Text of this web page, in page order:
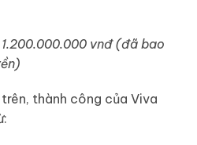
vnđ (đã bao
thành công của Viva